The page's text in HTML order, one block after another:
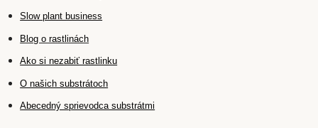
Slow plant business
Blog o rastlinách
Ako si nezabiť rastlinku
O našich substrátoch
Abecedný sprievodca substrátmi